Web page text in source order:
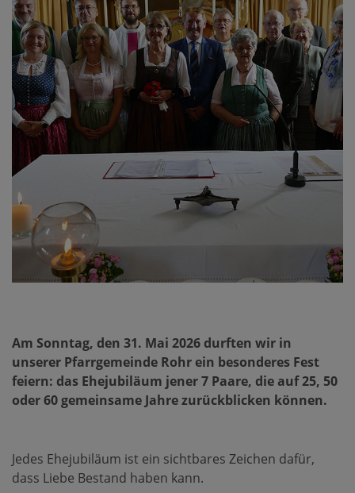
Am Sonntag, den 31. Mai 2026 durften wir in
unserer Pfarrgemeinde Rohr ein besonderes Fest
feiern: das Ehejubiläum jener 7 Paare, die auf 25, 50
oder 60 gemeinsame Jahre zurückblicken können.
Jedes Ehejubiläum ist ein sichtbares Zeichen dafür,
dass Liebe Bestand haben kann.